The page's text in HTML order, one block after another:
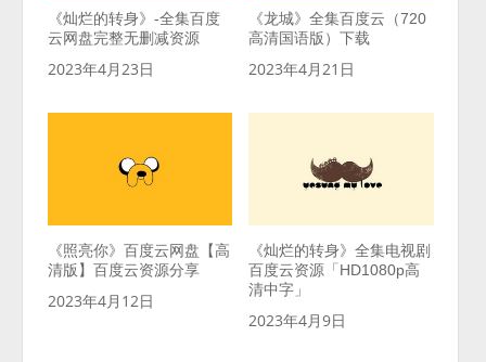
《灿烂的转身》-全集百度
云网盘完整无删减资源
2023年4月23日
《龙城》全集百度云（720
高清国语版）下载
2023年4月21日
《照亮你》百度云网盘【高
清版】百度云资源分享
2023年4月12日
《灿烂的转身》全集电视剧
百度云资源「HD1080p高
清中字」
2023年4月9日